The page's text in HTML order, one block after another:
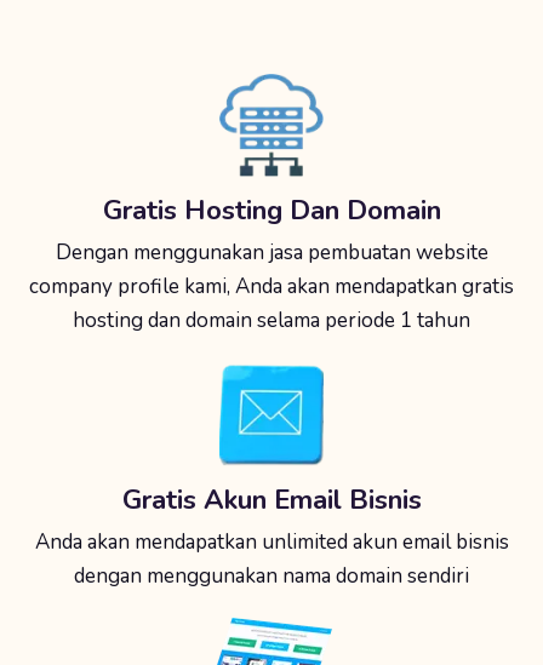
Gratis Hosting Dan Domain
Dengan menggunakan jasa pembuatan website
company profile kami, Anda akan mendapatkan gratis
hosting dan domain selama periode 1 tahun
Gratis Akun Email Bisnis
Anda akan mendapatkan unlimited akun email bisnis
dengan menggunakan nama domain sendiri